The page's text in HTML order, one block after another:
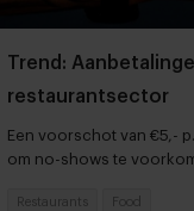
Trend:
restaurantsector
Een voorschot van €5,-
om no-shows te
Restaurants Food